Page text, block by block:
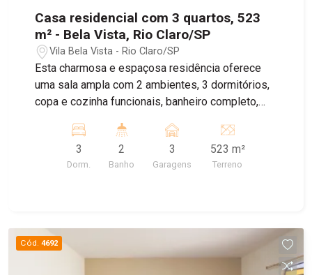
Casa residencial com 3 quartos, 523
m² - Bela Vista, Rio Claro/SP
Vila Bela Vista - Rio Claro/SP
Esta charmosa e espaçosa residência oferece
uma sala ampla com 2 ambientes, 3 dormitórios,
copa e cozinha funcionais, banheiro completo,
amplo e garagem coberta para 3 carros. Não
perca a oportunidade de conhecer esta bela
casa! Entre em contato conosco e agende sua
3
Dorm.
2
Banho
3
Garagens
523 m²
Terreno
Cód. 4692